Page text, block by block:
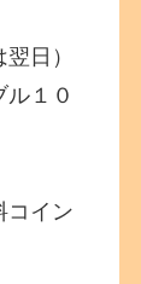
日）
１０
イン